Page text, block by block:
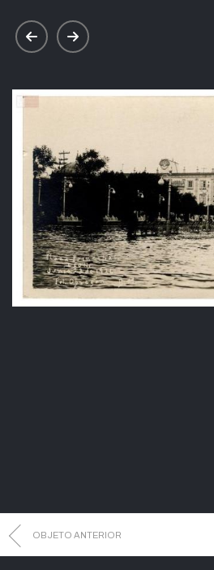
prev next
OBJETO ANTERIOR